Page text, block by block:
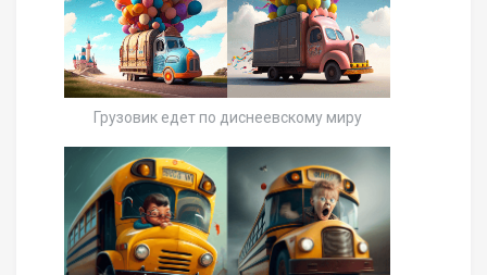
Грузовик едет по диснеевскому миру